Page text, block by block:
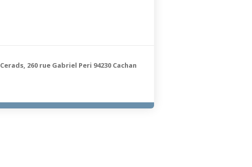
Cerads, 260 rue Gabriel Peri 94230 Cachan